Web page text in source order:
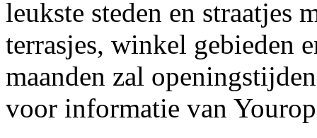
leukste steden en straatjes
terrasjes, winkel gebieden
maanden zal
voor informatie van